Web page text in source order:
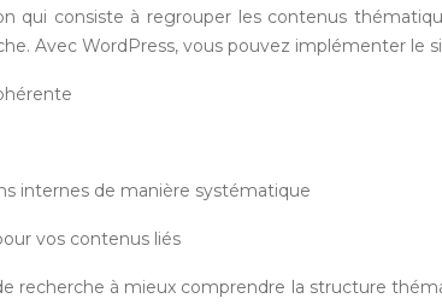
qui consiste à regrouper les contenus
Avec WordPress, vous pouvez implémenter le
internes de manière systématique
vos contenus liés
recherche à mieux comprendre la structure